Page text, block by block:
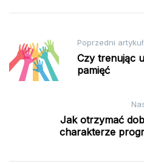
Nawigacja
wpisu
Poprzedni artykuł
Czy trenując
pamięć
Jak otrzymać
charakterze